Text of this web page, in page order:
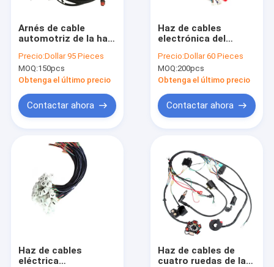
Arnés de cable
automotriz de la haz
de la motocicleta del
cargador
Precio:Dollar 95 Pieces
MOQ:150pcs
Obtenga el último precio
Contactar ahora
Haz de cables
electrónica del
combustible de la
haz de cables de la
motocicleta del OEM
Precio:Dollar 60 Pieces
MOQ:200pcs
Obtenga el último precio
Contactar ahora
Haz de cables
eléctrica
Haz de cables de
cuatro ruedas de la